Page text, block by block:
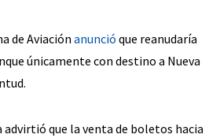
de Aviación anunció que reanudaría
únicamente con destino a Nueva
que la venta de boletos hacia